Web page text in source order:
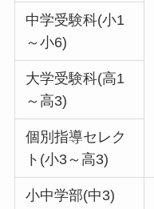
中学受験科(小1
～小6)
大学受験科(高1
～高3)
個別指導セレク
ト(小3～高3)
小中学部(中3)